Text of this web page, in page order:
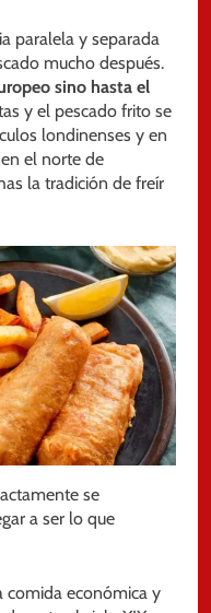
paralela y separada
mucho después.
sino hasta el
y el pescado frito se
londinenses y en
el norte de
la tradición de freír
se
a ser lo que
comida económica y